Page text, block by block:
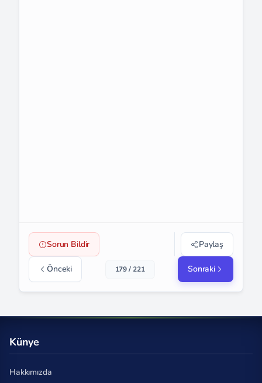
Sorun Bildir Paylaş
Önceki 179 / 221 Sonraki
Künye
Hakkımızda